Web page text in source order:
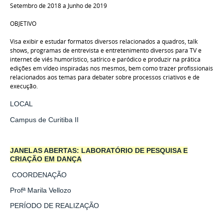
Setembro de 2018 a Junho de 2019
OBJETIVO
Visa exibir e estudar formatos diversos relacionados a quadros, talk
shows, programas de entrevista e entretenimento diversos para TV e
internet de viés humorístico, satírico e paródico e produzir na prática
edições em vídeo inspiradas nos mesmos, bem como trazer profissionais
relacionados aos temas para debater sobre processos criativos e de
execução.
LOCAL
Campus de Curitiba II
JANELAS ABERTAS: LABORATÓRIO DE PESQUISA E
CRIAÇÃO EM DANÇA
COORDENAÇÃO
Profª Marila Vellozo
PERÍODO DE REALIZAÇÃO